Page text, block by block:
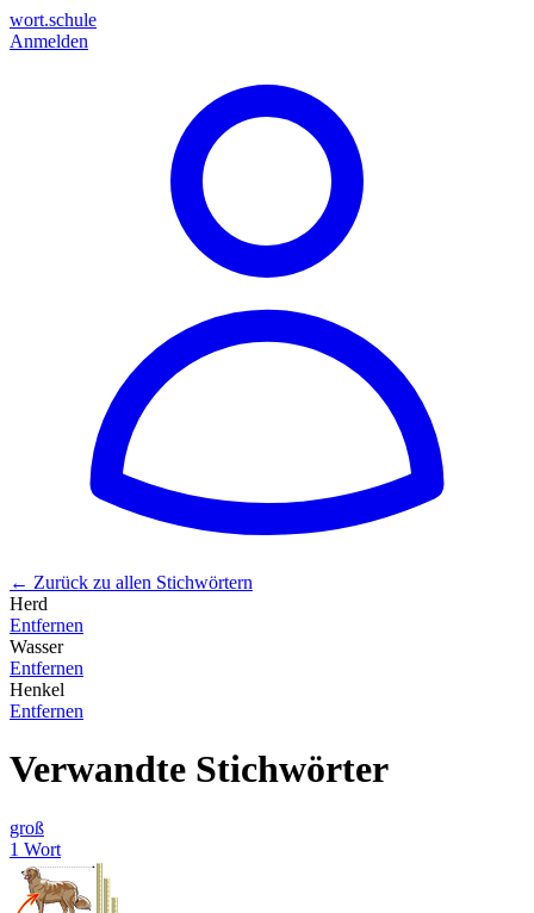
wort.schule
Anmelden
← Zurück zu allen Stichwörtern
Herd
Entfernen
Wasser
Entfernen
Henkel
Entfernen
Verwandte Stichwörter
groß
1 Wort